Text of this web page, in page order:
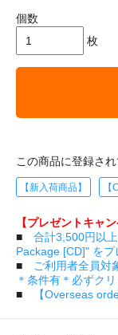
個数
枚
この商品に登録さ
【新入荷商品】 【
【プレゼントキャ
■ 合計3,500円以
Package [CD]" を
■
ご利用者全員対
＊条件有＊必ずクリ
■
【Overseas